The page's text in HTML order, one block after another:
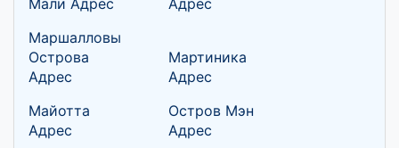
Маршалловы
Острова
Адрес
Мартиника
Адрес
Майотта
Адрес
Остров Мэн
Адрес